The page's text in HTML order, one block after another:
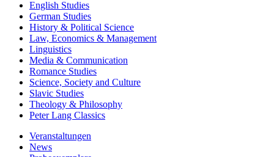
English Studies
German Studies
History & Political Science
Law, Economics & Management
Linguistics
Media & Communication
Romance Studies
Science, Society and Culture
Slavic Studies
Theology & Philosophy
Peter Lang Classics
Veranstaltungen
News